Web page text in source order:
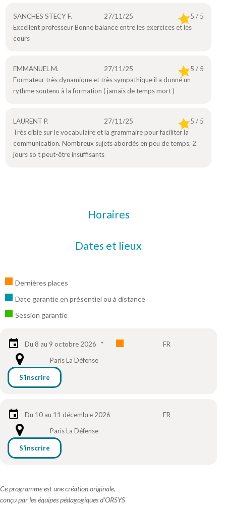
SANCHES STECY F. 27/11/25
5 / 5
Excellent professeur Bonne balance entre les exercices et les
cours
EMMANUEL M. 27/11/25
5 / 5
Formateur très dynamique et très sympathique il a donné un
rythme soutenu à la formation ( jamais de temps mort )
LAURENT P. 27/11/25
5 / 5
Très cible sur le vocabulaire et la grammaire pour faciliter la
communication. Nombreux sujets abordés en peu de temps. 2
jours so t peut-être insuffisants
Horaires
Dates et lieux
Dernières places
Date garantie en présentiel ou à distance
Session garantie
Du 8 au 9 octobre 2026 *
FR
Paris La Défense
S’inscrire
Du 10 au 11 décembre 2026
FR
Paris La Défense
S’inscrire
Ce programme est une création originale,
conçu par les équipes pédagogiques d'ORSYS